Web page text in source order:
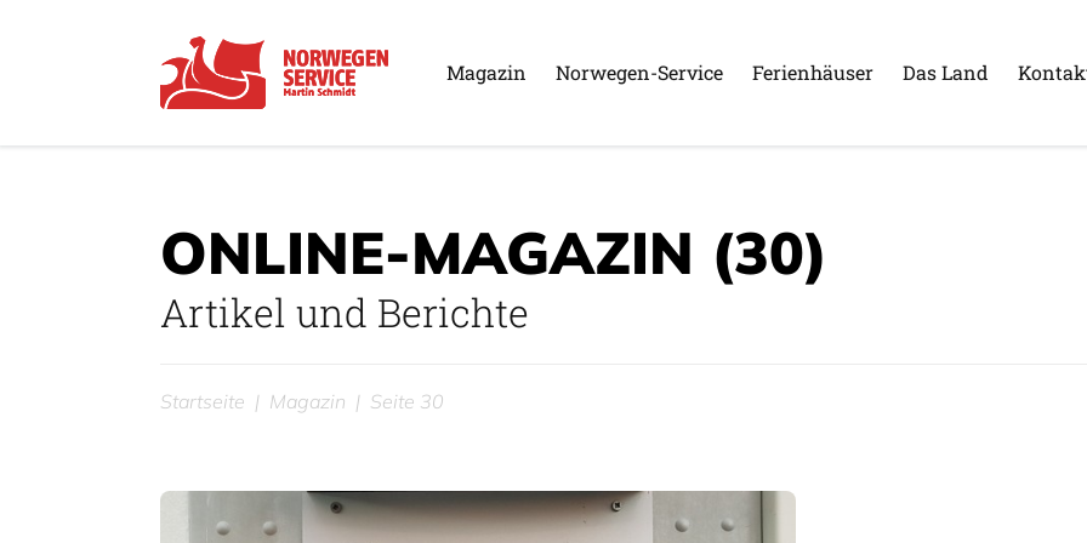
Magazin Norwegen-Service Ferienhäuser Das Land
ONLINE-MAGAZIN (30)
Artikel und Berichte
Startseite Magazin Seite 30